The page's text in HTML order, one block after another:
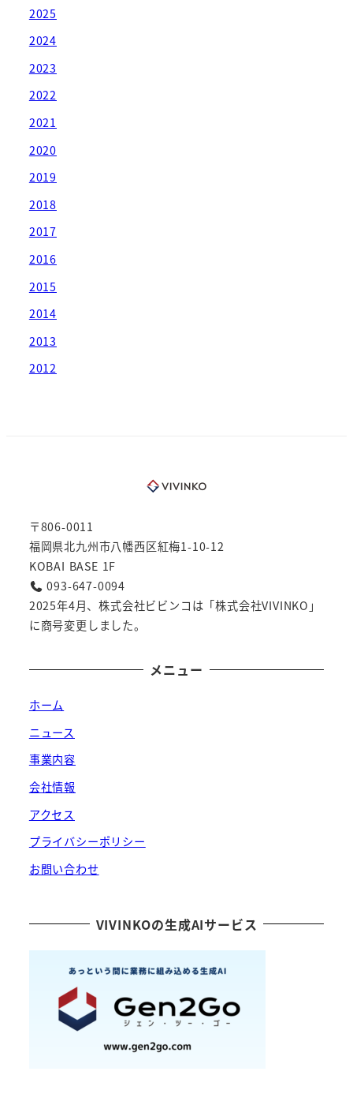
2025
2024
2023
2022
2021
2020
2019
2018
2017
2016
2015
2014
2013
2012
〒806-0011
福岡県北九州市八幡西区紅梅1-10-12
KOBAI BASE 1F
093-647-0094
2025年4月、株式会社ビビンコは「株式会社VIVINKO」
に商号変更しました。
メニュー
ホーム
ニュース
事業内容
会社情報
アクセス
プライバシーポリシー
お問い合わせ
VIVINKOの生成AIサービス